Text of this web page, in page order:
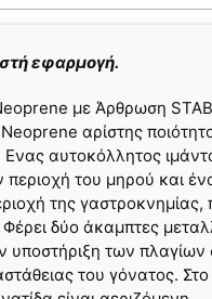
εφαρμογή.
με Άρθρωση
αρίστης
Ενας αυτοκόλλητος
περιοχή του μηρού και
της
δύο άκαμπτες
υποστήριξη των
του γόνατος. Στο